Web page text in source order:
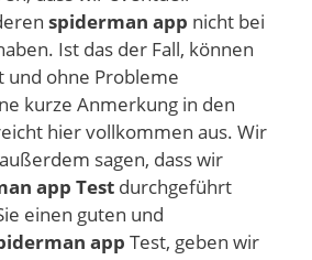
spiderman app nicht bei
Ist das der Fall, können
und ohne Probleme
kurze Anmerkung in den
hier vollkommen aus. Wir
sagen, dass wir
app Test durchgeführt
einen guten und
app Test, geben wir